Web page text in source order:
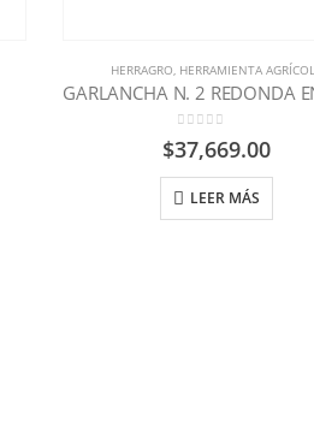
HERRAGRO HERRAMIENTA
$37,669.00
LEER MÁS